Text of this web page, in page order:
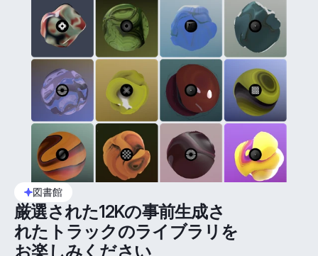
図書館
厳選された12Kの事前生成さ
れたトラックのライブラリを
お楽しみください